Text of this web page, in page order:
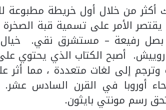
أكثر من خلال أول خريطة
​​لم يقتصر الأمر على تسمية قبة
بصل رفيعة – مستشرق نقي.
أصبح الكتاب الذي يحتوي
13 مرة وترجم إلى لغات متعددة ، مما
أوروبا في القرن السادس
رسم مونتي بايثون.